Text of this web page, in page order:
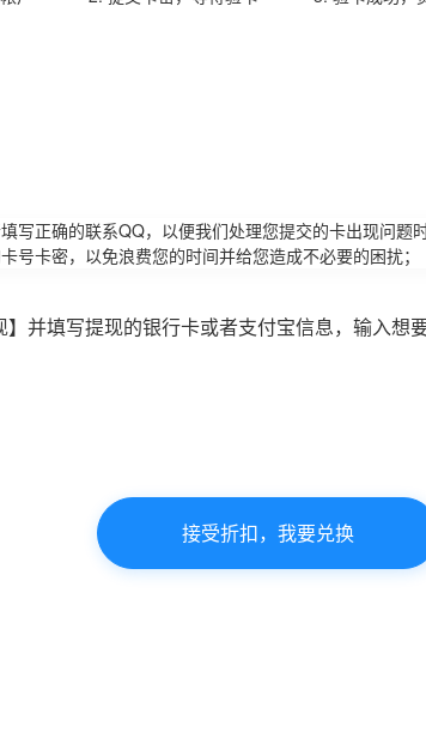
写正确的联系QQ，以便我们处理您提交的卡出现问题
号卡密，以免浪费您的时间并给您造成不必要的困扰；
并填写提现的银行卡或者支付宝信息，输入想
接受折扣，我要兑换